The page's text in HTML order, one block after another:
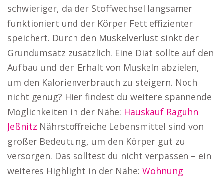
schwieriger, da der Stoffwechsel langsamer
funktioniert und der Körper Fett effizienter
speichert. Durch den Muskelverlust sinkt der
Grundumsatz zusätzlich. Eine Diät sollte auf den
Aufbau und den Erhalt von Muskeln abzielen,
um den Kalorienverbrauch zu steigern. Noch
nicht genug? Hier findest du weitere spannende
Möglichkeiten in der Nähe: Hauskauf Raguhn
Jeßnitz Nährstoffreiche Lebensmittel sind von
großer Bedeutung, um den Körper gut zu
versorgen. Das solltest du nicht verpassen – ein
weiteres Highlight in der Nähe: Wohnung